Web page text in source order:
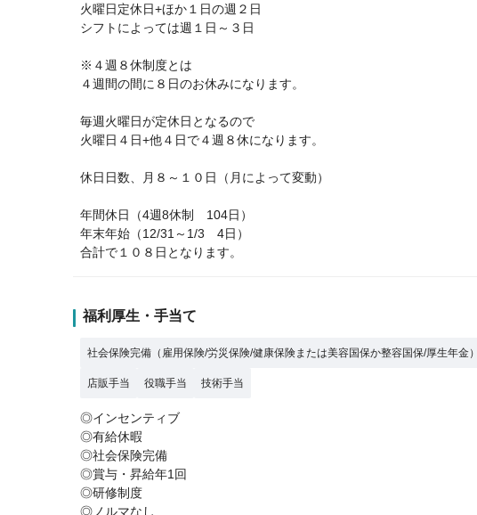
火曜日定休日+ほか１日の週２日
シフトによっては週１日～３日
※４週８休制度とは
４週間の間に８日のお休みになります。
毎週火曜日が定休日となるので
火曜日４日+他４日で４週８休になります。
休日日数、月８～１０日（月によって変動）
年間休日（4週8休制 104日）
年末年始（12/31～1/3 4日）
合計で１０８日となります。
福利厚生・手当て
社会保険完備（雇用保険/労災保険/健康保険または美容国保か整容国保/厚生年金）
店販手当 役職手当 技術手当
◎インセンティブ
◎有給休暇
◎社会保険完備
◎賞与・昇給年1回
◎研修制度
◎ノルマなし